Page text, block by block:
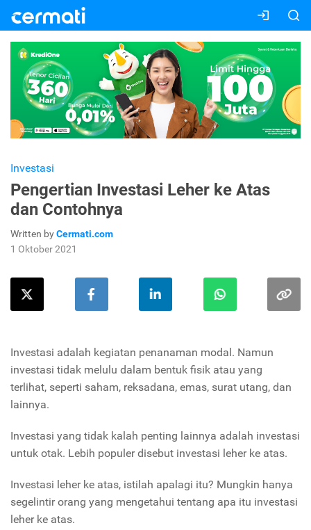
Investasi
Pengertian Investasi Leher ke Atas
dan Contohnya
Written byCermati.com
1 Oktober 2021
Investasi adalah kegiatan penanaman modal. Namun
investasi tidak melulu dalam bentuk fisik atau yang
terlihat, seperti saham, reksadana, emas, surat utang, dan
lainnya.
Investasi yang tidak kalah penting lainnya adalah investasi
untuk otak. Lebih populer disebut investasi leher ke atas.
Investasi leher ke atas, istilah apalagi itu? Mungkin hanya
segelintir orang yang mengetahui tentang apa itu investasi
leher ke atas.